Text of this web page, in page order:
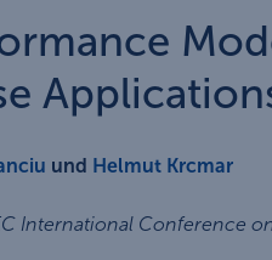
und Helmut Krcmar
International Conference